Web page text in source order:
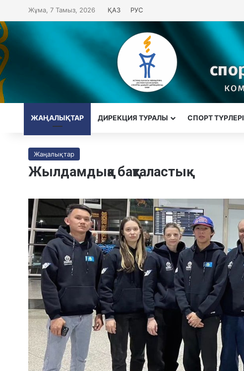
Жұма, 7 Тамыз, 2026 ҚАЗ РУС
ЖАҢАЛЫҚТАР ДИРЕКЦИЯ ТУРАЛЫ CПОРТ ТҮРЛЕРІ
Жаңалықтар
Жылдамдыққа бақталастық